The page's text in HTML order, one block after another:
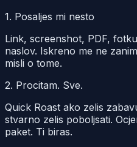
1. Posaljes mi nesto
Link, screenshot, PDF,
naslov. Iskreno me ne
misli o tome.
2. Procitam. Sve.
Quick Roast ako zelis
stvarno zelis poboljsati.
paket. Ti biras.